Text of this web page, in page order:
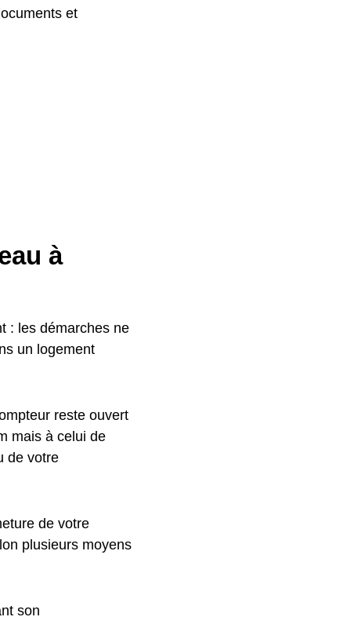
et
à
: les démarches ne
un logement
reste ouvert
mais à celui de
de votre
de votre
plusieurs moyens
son